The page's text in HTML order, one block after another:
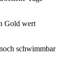
Gold wert
schwimmbar